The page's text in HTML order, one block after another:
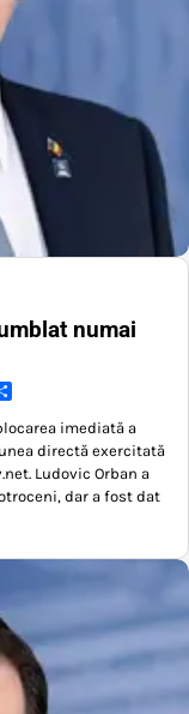
numai
imediată a
directă exercitată
Ludovic Orban a
dar a fost dat